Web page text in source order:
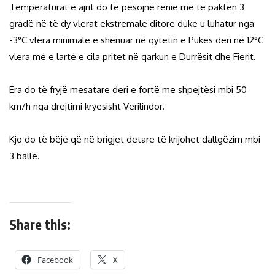
Temperaturat e ajrit do të pësojnë rënie më të paktën 3
gradë në të dy vlerat ekstremale ditore duke u luhatur nga
-3°C vlera minimale e shënuar në qytetin e Pukës deri në 12°C
vlera më e lartë e cila pritet në qarkun e Durrësit dhe Fierit.
Era do të fryjë mesatare deri e fortë me shpejtësi mbi 50
km/h nga drejtimi kryesisht Verilindor.
Kjo do të bëjë që në brigjet detare të krijohet dallgëzim mbi
3 ballë.
Share this:
Facebook X